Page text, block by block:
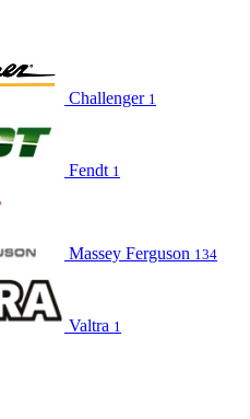
Challenger 1
Fendt 1
Massey Ferguson 134
Valtra 1